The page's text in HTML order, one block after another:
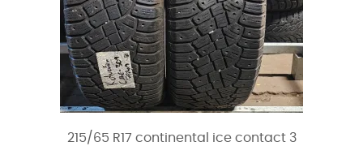
215/65 R17 continental ice contact 3